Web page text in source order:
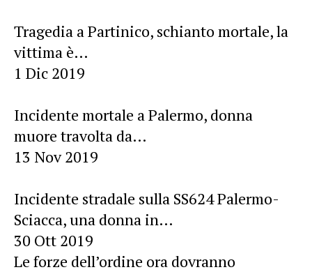
Tragedia a Partinico, schianto mortale, la
vittima è…
1 Dic 2019
Incidente mortale a Palermo, donna
muore travolta da…
13 Nov 2019
Incidente stradale sulla SS624 Palermo-
Sciacca, una donna in…
30 Ott 2019
Le forze dell’ordine ora dovranno